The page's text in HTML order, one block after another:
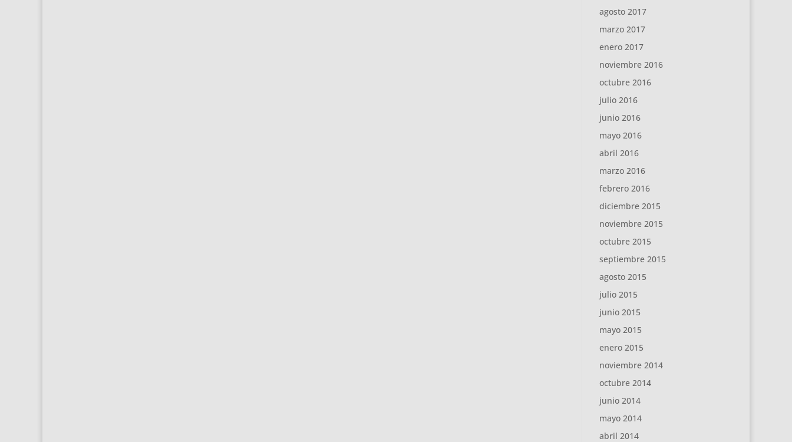
agosto 2017
marzo 2017
enero 2017
noviembre 2016
octubre 2016
julio 2016
junio 2016
mayo 2016
abril 2016
marzo 2016
febrero 2016
diciembre 2015
noviembre 2015
octubre 2015
septiembre 2015
agosto 2015
julio 2015
junio 2015
mayo 2015
enero 2015
noviembre 2014
octubre 2014
junio 2014
mayo 2014
abril 2014